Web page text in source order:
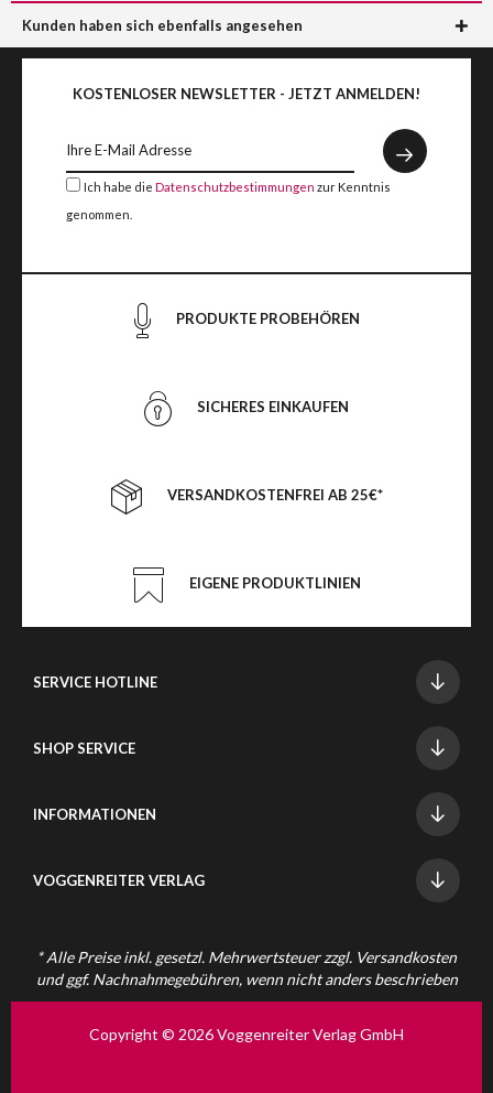
Kunden haben sich ebenfalls angesehen
KOSTENLOSER NEWSLETTER - JETZT ANMELDEN!
Ich habe die Datenschutzbestimmungen zur Kenntnis
genommen.
PRODUKTE PROBEHÖREN
SICHERES EINKAUFEN
VERSANDKOSTENFREI AB 25€*
EIGENE PRODUKTLINIEN
SERVICE HOTLINE
SHOP SERVICE
INFORMATIONEN
VOGGENREITER VERLAG
* Alle Preise inkl. gesetzl. Mehrwertsteuer zzgl. Versandkosten
und ggf. Nachnahmegebühren, wenn nicht anders beschrieben
Copyright © 2026 Voggenreiter Verlag GmbH